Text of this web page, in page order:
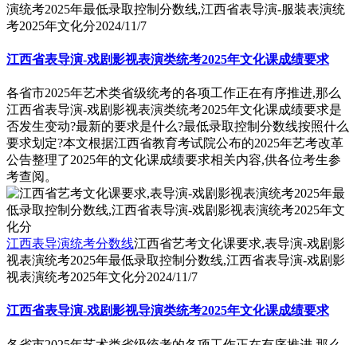
演统考2025年最低录取控制分数线,江西省表导演-服装表演统
考2025年文化分2024/11/7
江西省表导演-戏剧影视表演类统考2025年文化课成绩要求
各省市2025年艺术类省级统考的各项工作正在有序推进,那么
江西省表导演-戏剧影视表演类统考2025年文化课成绩要求是
否发生变动?最新的要求是什么?最低录取控制分数线按照什么
要求划定?本文根据江西省教育考试院公布的2025年艺考改革
公告整理了2025年的文化课成绩要求相关内容,供各位考生参
考查阅。
江西表导演统考分数线江西省艺考文化课要求,表导演-戏剧影
视表演统考2025年最低录取控制分数线,江西省表导演-戏剧影
视表演统考2025年文化分2024/11/7
江西省表导演-戏剧影视导演类统考2025年文化课成绩要求